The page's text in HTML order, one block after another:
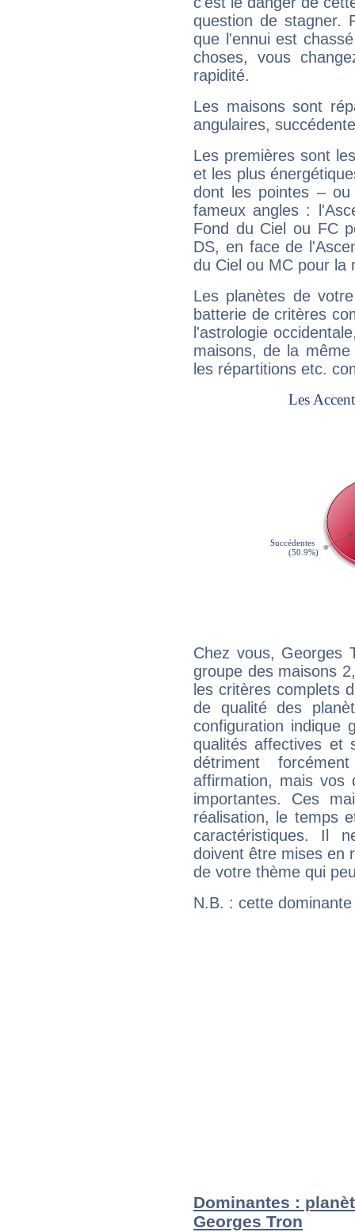
question de stagner.
que l'ennui est
choses, vous
rapidité.
Les maisons sont
angulaires,
Les premières sont
et les plus
dont les pointes –
fameux angles :
Fond du Ciel ou FC
DS, en face de
du Ciel ou MC pour la
Les planètes de
batterie de critères
l'astrologie
maisons, de la
les répartitions etc.
Chez vous, Georges
groupe des maisons
les critères complets
de qualité des
configuration indique
qualités affectives et
détriment
affirmation, mais
importantes. Ces
réalisation, le temps
caractéristiques. Il
doivent être mises en
de votre thème qui
N.B. : cette
Dominantes :
Georges Tron